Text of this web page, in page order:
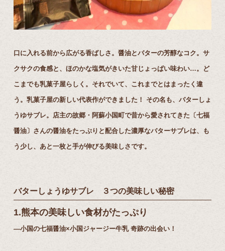
⼝に⼊れる前から広がる⾹ばしさ。醤油とバターの芳醇なコク。サ
クサクの⾷感と、ほのかな塩気がきいた⽢じょっぱい味わい…。ど
こまでも乳菓⼦屋らしく。それでいて、これまでとはまったく違
う。乳菓⼦屋の新しい代表作ができました！ その名も、バターしょ
うゆサブレ。店主の故郷・阿蘇⼩国町で昔から愛されてきた〔七福
醤油〕さんの醤油をたっぷりと配合した濃厚なバターサブレは、も
う少し、あと⼀枚と⼿が伸びる美味しさです。
バターしょうゆサブレ ３つの美味しい秘密
1.熊本の美味しい⾷材がたっぷり
―⼩国の七福醤油×⼩国ジャージー⽜乳 奇跡の出会い！